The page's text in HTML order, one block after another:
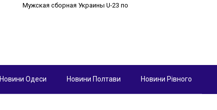
Мужская сборная Украины U-23 по
Новини Одеси Новини Полтави Новини Рівного